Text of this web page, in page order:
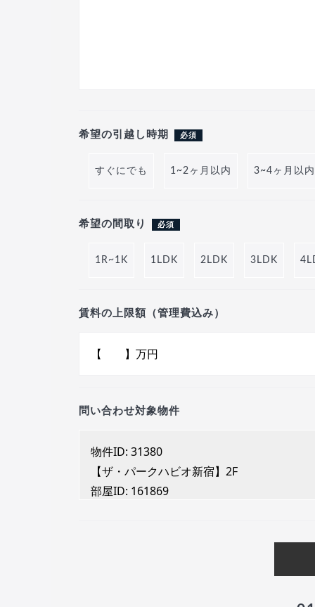
希望の引越し時期 必須
すぐにでも 1~2ヶ月以内 3~4ヶ月以内
希望の間取り 必須
1R~1K 1LDK 2LDK 3LDK
賃料の上限額（管理費込み）
問い合わせ対象物件